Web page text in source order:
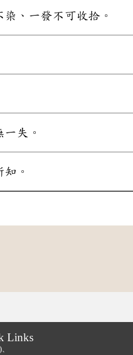
、一發不可收拾。
失。
。
Links